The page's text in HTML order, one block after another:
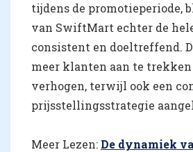
tijdens de promotieperiode,
van SwiftMart echter de
consistent en doeltreffend.
meer klanten aan te trekken
verhogen, terwijl ook een
prijsstellingsstrategie
Meer Lezen: De dynamiek